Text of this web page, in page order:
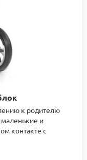
к родителю
и
контакте с